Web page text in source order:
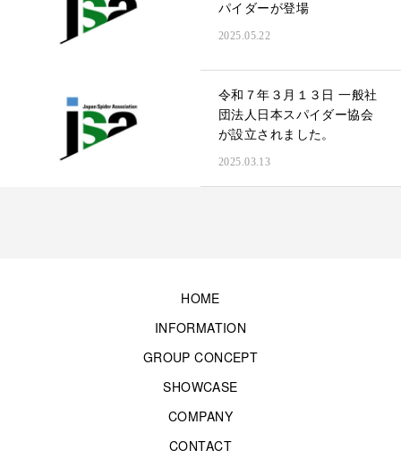
パイダーが登場
2025.05.22
令和７年３月１３日 一般社
団法人日本スパイダー協会
が設立されました。
2025.03.13
HOME
INFORMATION
GROUP CONCEPT
SHOWCASE
COMPANY
CONTACT